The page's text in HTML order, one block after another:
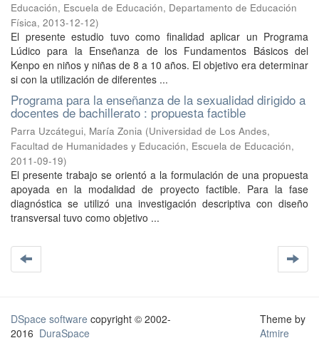
Educación, Escuela de Educación, Departamento de Educación
Física, 2013-12-12)
El presente estudio tuvo como finalidad aplicar un Programa
Lúdico para la Enseñanza de los Fundamentos Básicos del
Kenpo en niños y niñas de 8 a 10 años. El objetivo era determinar
si con la utilización de diferentes ...
Programa para la enseñanza de la sexualidad dirigido a
docentes de bachillerato : propuesta factible
Parra Uzcátegui, María Zonia (Universidad de Los Andes,
Facultad de Humanidades y Educación, Escuela de Educación,
2011-09-19)
El presente trabajo se orientó a la formulación de una propuesta
apoyada en la modalidad de proyecto factible. Para la fase
diagnóstica se utilizó una investigación descriptiva con diseño
transversal tuvo como objetivo ...
DSpace software copyright © 2002-
2016 DuraSpace
Theme by
Atmire